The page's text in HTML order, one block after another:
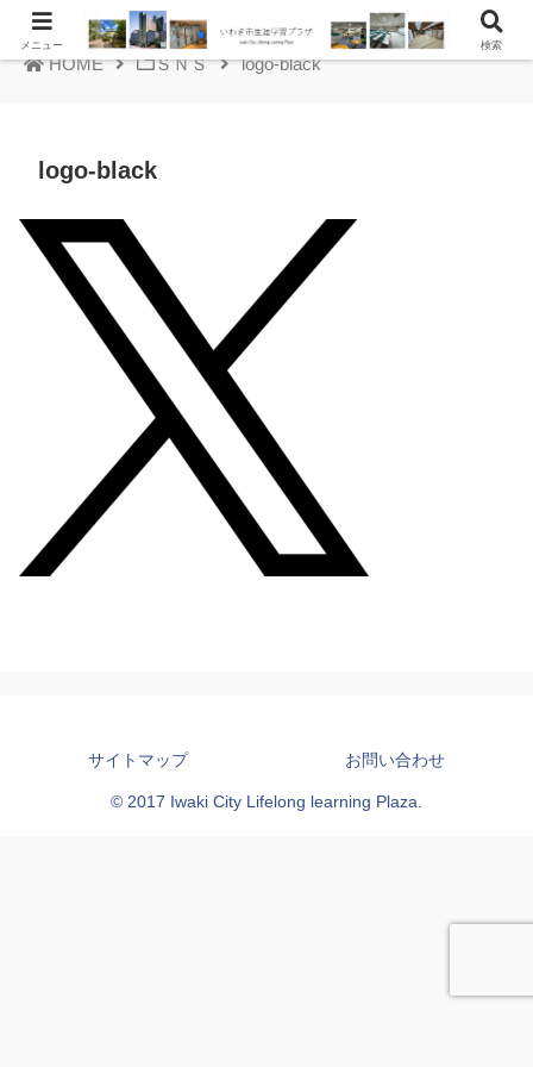
HOME ＳＮＳ logo-black
logo-black
サイトマップ お問い合わせ
© 2017 Iwaki City Lifelong learning Plaza.
メニュー 検索